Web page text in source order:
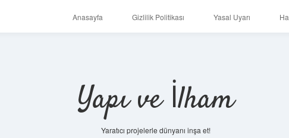
Anasayfa Gizlilik Politikası Yasal Uyarı
Yapı ve İlham
Yaratıcı projelerle dünyanı inşa et!